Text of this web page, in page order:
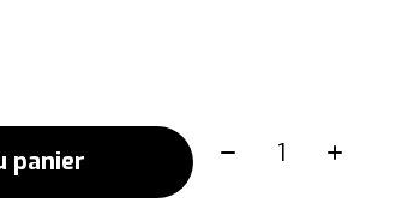
panier
Quantité: